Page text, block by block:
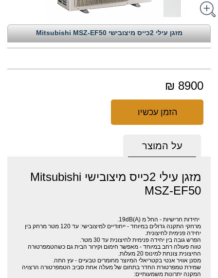
מזגן עילי 2כייס מיצובישי Mitsubishi MSZ-EF50
8900 ₪
הזמן עכשיו
על המוצר
מזגן עילי 2כייס מיצובישי Mitsubishi
MSZ-EF50
יחידות חרישיות - החל מ (19dB(A.
מרחקי התקנה גדולים במיוחד - ייחודיים למיצובישי: עד 120 מטר מרחק בין
יחידה פנימית לחיצונית.
הפרש גובה בין יחידה פנימית לחיצונית עד 30 מטר.
טווח פעולה רחב במיוחד - מאפשר חימום וקירור הבית גם כשהטמפרטורה
החיצונית צונחת למינוס 20 מעלות.
מסנן אוויר אנטי בקטריאלי המיוצר מחומרים טבעיים - עץ התה.
שמירת טמפרטורת החדר בתחום של מעלה אחת סביב הטמפרטורה הרצויה
המקנה יתרונות משמעותיים: